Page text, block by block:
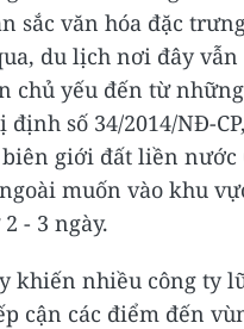
sắc văn hóa đặc
du lịch nơi đây
chủ yếu đến từ
số 34/2014/NĐ-
giới đất liền nước
muốn vào khu
- 3 ngày.
khiến nhiều công ty
cận các điểm đến